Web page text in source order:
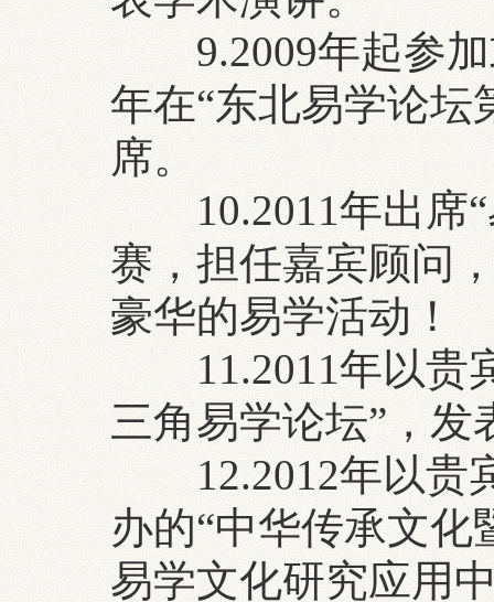
9.2009年起参加
年在“东北易学论坛
席。
10.2011年出席“
赛，担任嘉宾顾问
豪华的易学活动！
11.2011年以贵宾
三角易学论坛”，发
12.2012年以贵
办的“中华传承文化
易学文化研究应用